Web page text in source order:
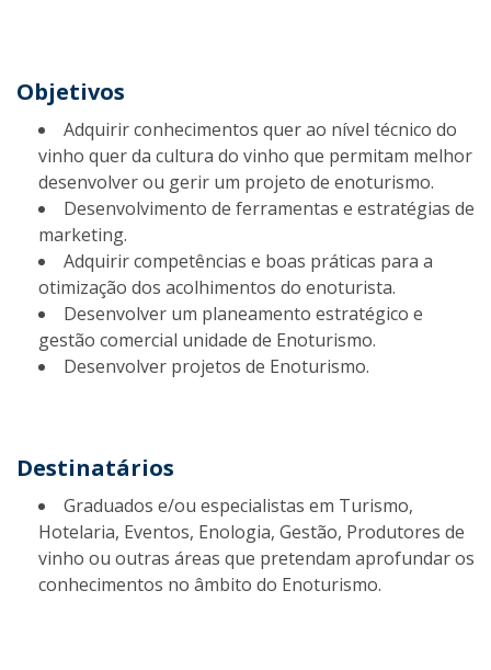
Objetivos
Adquirir conhecimentos quer ao nível técnico do
vinho quer da cultura do vinho que permitam melhor
desenvolver ou gerir um projeto de enoturismo.
Desenvolvimento de ferramentas e estratégias de
marketing.
Adquirir competências e boas práticas para a
otimização dos acolhimentos do enoturista.
Desenvolver um planeamento estratégico e
gestão comercial unidade de Enoturismo.
Desenvolver projetos de Enoturismo.
Destinatários
Graduados e/ou especialistas em Turismo,
Hotelaria, Eventos, Enologia, Gestão, Produtores de
vinho ou outras áreas que pretendam aprofundar os
conhecimentos no âmbito do Enoturismo.